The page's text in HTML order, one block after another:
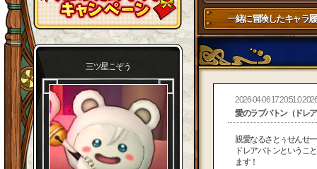
三ツ星こぞう
一緒に冒険したキャラ
2026-04-06 17:20:51.0
愛のラブバトン（ドレ
親愛なるさとぅせんせ
ドレアバトンというこ
ます！